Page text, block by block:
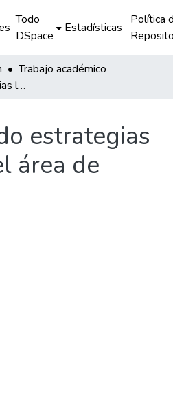
Todo
DSpace
Estadísticas
Política
Trabajo académico
Fortaleciendo estrategias lúdicas en el área de matemática
estrategias
área de